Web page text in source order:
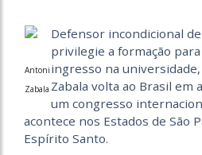
Antoni
Zabala
Defensor incondicional
privilegie a formação
ingresso na
Zabala volta ao Brasil
um congresso
acontece nos Estados de São
Espírito Santo.